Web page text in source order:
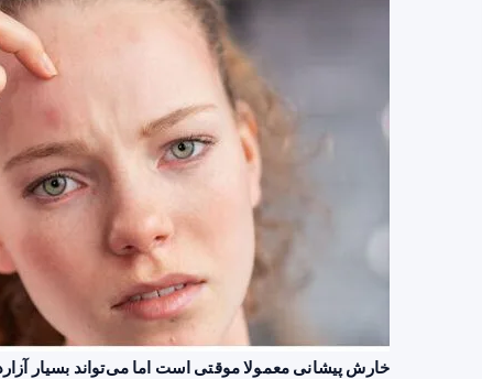
خارش پیشانی معمولا موقتی است اما می‌تواند بسیار